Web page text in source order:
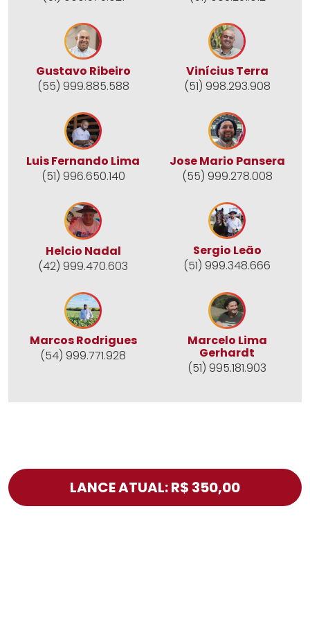
Gustavo Ribeiro
(55) 999.885.588
Vinícius Terra
(51) 998.293.908
Luis Fernando Lima
(51) 996.650.140
Jose Mario Pansera
(55) 999.278.008
Helcio Nadal
(42) 999.470.603
Sergio Leão
(51) 999.348.666
Marcos Rodrigues
(54) 999.771.928
Marcelo Lima
Gerhardt
(51) 995.181.903
LANCE ATUAL: R$ 350,00